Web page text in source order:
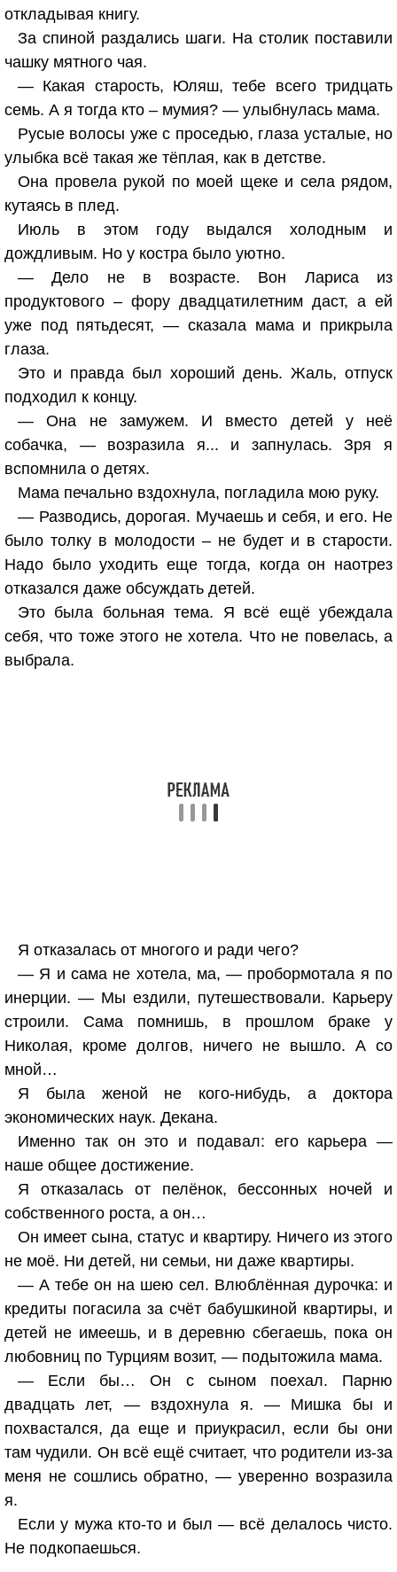
откладывая книгу.
За спиной раздались шаги. На столик поставили
чашку мятного чая.
— Какая старость, Юляш, тебе всего тридцать
семь. А я тогда кто – мумия? — улыбнулась мама.
Русые волосы уже с проседью, глаза усталые, но
улыбка всё такая же тёплая, как в детстве.
Она провела рукой по моей щеке и села рядом,
кутаясь в плед.
Июль в этом году выдался холодным и
дождливым. Но у костра было уютно.
— Дело не в возрасте. Вон Лариса из
продуктового – фору двадцатилетним даст, а ей
уже под пятьдесят, — сказала мама и прикрыла
глаза.
Это и правда был хороший день. Жаль, отпуск
подходил к концу.
— Она не замужем. И вместо детей у неё
собачка, — возразила я... и запнулась. Зря я
вспомнила о детях.
Мама печально вздохнула, погладила мою руку.
— Разводись, дорогая. Мучаешь и себя, и его. Не
было толку в молодости – не будет и в старости.
Надо было уходить еще тогда, когда он наотрез
отказался даже обсуждать детей.
Это была больная тема. Я всё ещё убеждала
себя, что тоже этого не хотела. Что не повелась, а
выбрала.
Я отказалась от многого и ради чего?
— Я и сама не хотела, ма, — пробормотала я по
инерции. — Мы ездили, путешествовали. Карьеру
строили. Сама помнишь, в прошлом браке у
Николая, кроме долгов, ничего не вышло. А со
мной…
Я была женой не кого-нибудь, а доктора
экономических наук. Декана.
Именно так он это и подавал: его карьера —
наше общее достижение.
Я отказалась от пелёнок, бессонных ночей и
собственного роста, а он…
Он имеет сына, статус и квартиру. Ничего из этого
не моё. Ни детей, ни семьи, ни даже квартиры.
— А тебе он на шею сел. Влюблённая дурочка: и
кредиты погасила за счёт бабушкиной квартиры, и
детей не имеешь, и в деревню сбегаешь, пока он
любовниц по Турциям возит, — подытожила мама.
— Если бы… Он с сыном поехал. Парню
двадцать лет, — вздохнула я. — Мишка бы и
похвастался, да еще и приукрасил, если бы они
там чудили. Он всё ещё считает, что родители из-за
меня не сошлись обратно, — уверенно возразила
я.
Если у мужа кто-то и был — всё делалось чисто.
Не подкопаешься.